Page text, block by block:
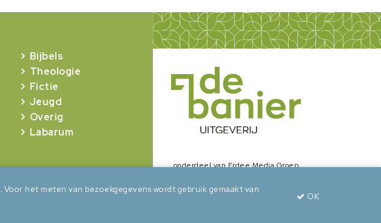
Bijbels
Theologie
Fictie
Jeugd
Overig
Labarum
onderdeel van Erdee Media Groep
het meten van bezoekgegevens wordt gebruik gemaakt van
OK